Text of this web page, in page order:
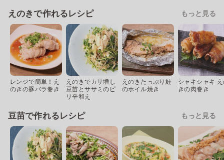
えのきで作れるレシピ もっと見る
レンジで簡単！え
のきの豚バラ巻き
えのきでカサ増し
豆苗とササミのピ
リ辛和え
えのきたっぷり鮭
のホイル焼き
シャキシャキ
きの肉巻き
豆苗で作れるレシピ もっと見る